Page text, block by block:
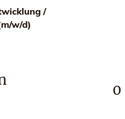
/
w/d)
0